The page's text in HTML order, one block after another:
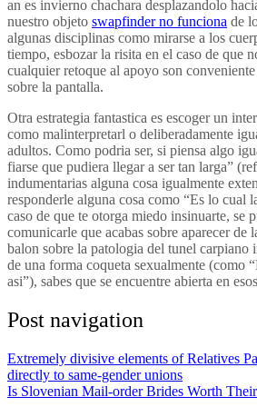
an es invierno chachara desplazandolo
nuestro objeto swapfinder no funciona de
algunas disciplinas como mirarse a los
tiempo, esbozar la risita en el caso de que
cualquier retoque al apoyo son
sobre la pantalla.
Otra estrategia fantastica es escoger un
como malinterpretarl o deliberadamente
adultos. Como podri­a ser, si piensa algo
fiarse que pudiera llegar a ser tan larga”
indumentarias alguna cosa igualmente
responderle alguna cosa como “Es lo cual
caso de que te otorga miedo insinuarte, se
comunicarle que acabas sobre aparecer de
balon sobre la patologi­a del tunel carpiano
de una forma coqueta sexualmente (como
asi”), sabes que se encuentre abierta en
Post navigation
Extremely divisive elements of Relatives
directly to same-gender unions
Is Slovenian Mail-order Brides Worth